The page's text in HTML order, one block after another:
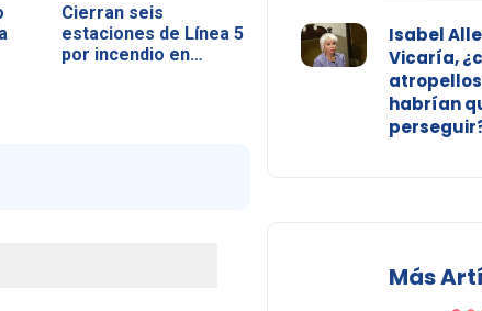
Cierran seis
estaciones de Línea 5
por incendio en…
Isabel
Vicaría,
atropellos
habrían
Más